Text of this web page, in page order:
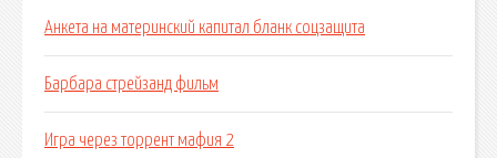
Анкета на материнский капитал бланк соцзащита
Барбара стрейзанд фильм
Игра через торрент мафия 2